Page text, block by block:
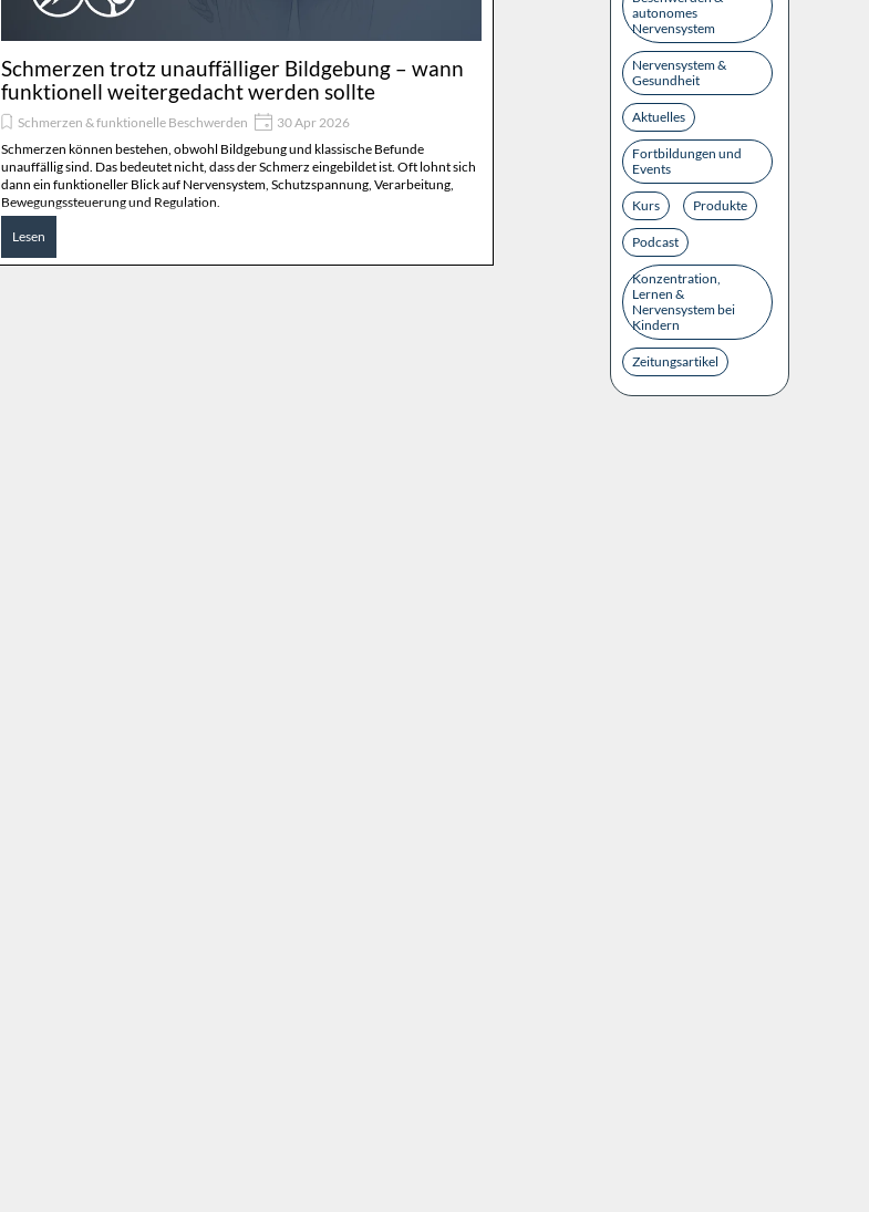
Schmerzen trotz unauffälliger Bildgebung – wann
funktionell weitergedacht werden sollte
Schmerzen & funktionelle Beschwerden
30 Apr 2026
Schmerzen können bestehen, obwohl Bildgebung und klassische Befunde
unauffällig sind. Das bedeutet nicht, dass der Schmerz eingebildet ist. Oft lohnt sich
dann ein funktioneller Blick auf Nervensystem, Schutzspannung, Verarbeitung,
Bewegungssteuerung und Regulation.
Lesen
autonomes
Nervensystem
Nervensystem &
Gesundheit
Aktuelles
Fortbildungen und
Events
Kurs Produkte
Podcast
Konzentration,
Lernen &
Nervensystem bei
Kindern
Zeitungsartikel